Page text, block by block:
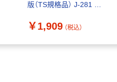
版（TS規格品） J-281 1
￥1,909 （税込）